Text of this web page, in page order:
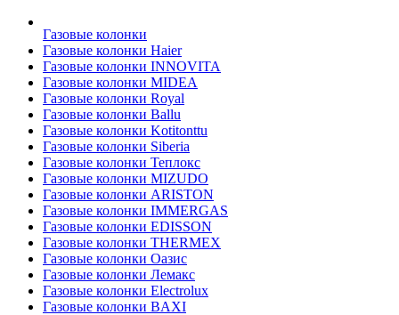
Газовые колонки
Газовые колонки Haier
Газовые колонки INNOVITA
Газовые колонки MIDEA
Газовые колонки Royal
Газовые колонки Ballu
Газовые колонки Kotitonttu
Газовые колонки Siberia
Газовые колонки Теплокс
Газовые колонки MIZUDO
Газовые колонки ARISTON
Газовые колонки IMMERGAS
Газовые колонки EDISSON
Газовые колонки THERMEX
Газовые колонки Оазис
Газовые колонки Лемакс
Газовые колонки Electrolux
Газовые колонки BAXI